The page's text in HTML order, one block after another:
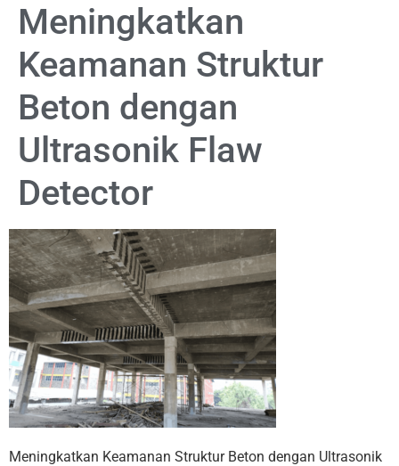
Meningkatkan
Keamanan Struktur
Beton dengan
Ultrasonik Flaw
Detector
Meningkatkan Keamanan Struktur Beton dengan Ultrasonik